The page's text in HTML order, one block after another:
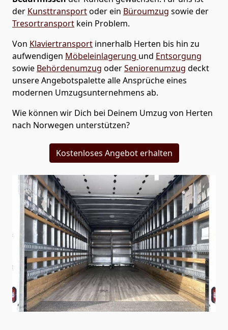
der Kunsttransportoder ein Büroumzug sowie der
Tresortransport kein Problem.
Von Klaviertransport innerhalb Herten bis hin zu
aufwendigen Möbeleinlagerung und Entsorgung
sowie Behördenumzug oderSeniorenumzug deckt
unsere Angebotspalette alle Ansprüche eines
modernen Umzugsunternehmens ab.
Wie können wir Dich bei Deinem Umzug von Herten
nach Norwegen unterstützen?
Kostenloses Angebot erhalten